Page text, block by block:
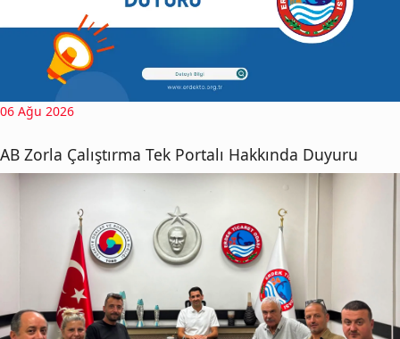
06 Ağu 2026
AB Zorla Çalıştırma Tek Portalı Hakkında Duyuru